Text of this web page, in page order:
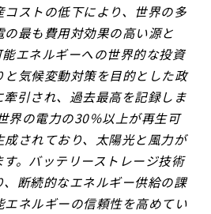
ストの低下により、世界の多
の最も費用対効果の高い源と
エネルギーへの世界的な投資
気候変動対策を目的とした政
引され、過去最高を記録しま
界の電力の30％以上が再生可
されており、太陽光と風力が
。バッテリーストレージ技術
断続的なエネルギー供給の課
ネルギーの信頼性を高めてい